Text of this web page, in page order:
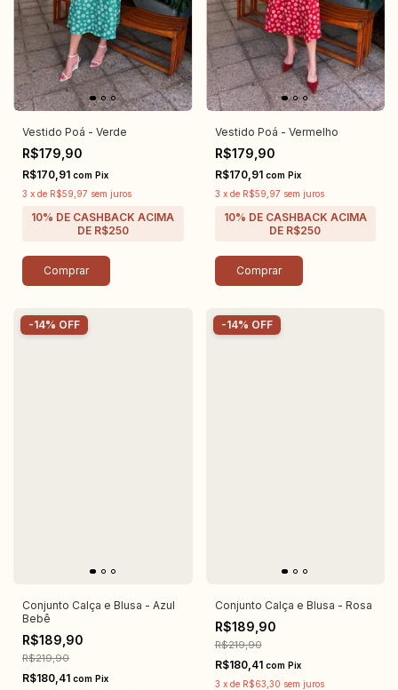
Vestido Poá - Verde
R$179,90
R$170,91 com Pix
3 x de R$59,97 sem juros
Comprar
Vestido Poá - Vermelho
R$179,90
R$170,91 com Pix
3 x de R$59,97 sem juros
Comprar
Conjunto Calça e Blusa - Azul
Bebê
R$189,90
-14% OFF
R$219,90
R$180,41 com Pix
Conjunto Calça e Blusa - Rosa
R$189,90
-14% OFF
R$219,90
R$180,41 com Pix
3 x de R$63,30 sem juros